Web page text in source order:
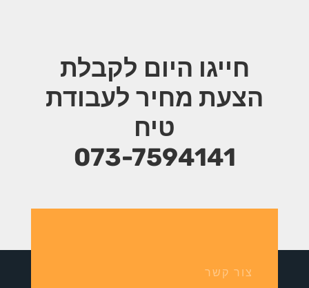
חייגו היום לקבלת
הצעת מחיר לעבודת
טיח
073-7594141
צור קשר